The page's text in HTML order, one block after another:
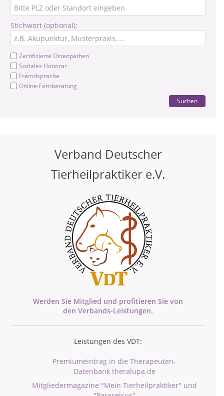
Stichwort (optional):
Zertifizierte Osteopathen
Soziales Honorar
Fremdsprache
Online-Fernberatung
Suchen
Verband Deutscher
Tierheilpraktiker e.V.
Werden Sie Mitglied und profitieren Sie von
den Verbands-Leistungen.
Leistungen des VDT:
Premiumeintrag in die Therapeuten-
Datenbank theralupa.de
Mitgliedermagazine "Mein Tierheilpraktiker" und